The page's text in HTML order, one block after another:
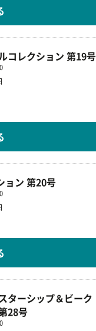
コレクション 第19号
ョン 第20号
ターシップ＆ビーク
28号